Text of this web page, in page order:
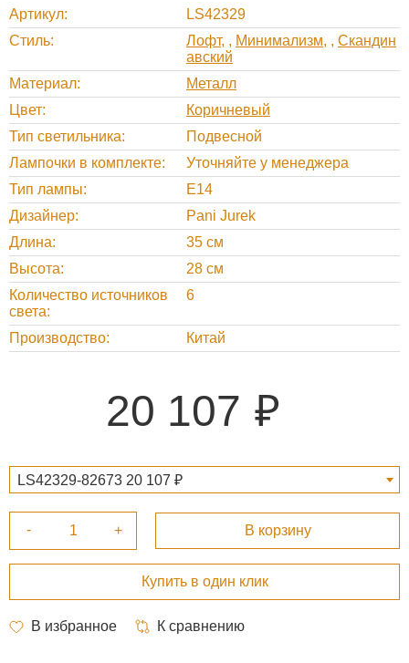
Артикул
LS42329
Стиль
Лофт , Минимализм , Скандин
авский
Материал
Металл
Цвет
Коричневый
Тип светильника
Подвесной
Лампочки в комплекте
Уточняйте у менеджера
Тип лампы
E14
Дизайнер
Pani Jurek
Длина
35 см
Высота
28 см
Количество источников
света
6
Производство Китай
20 107
LS42329-82673 20 107 ₽